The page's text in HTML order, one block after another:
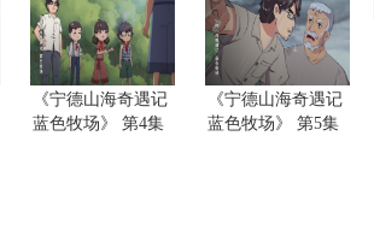
《宁德山海奇遇记
蓝色牧场》 第4集
《宁德山海奇遇记
蓝色牧场》 第5集